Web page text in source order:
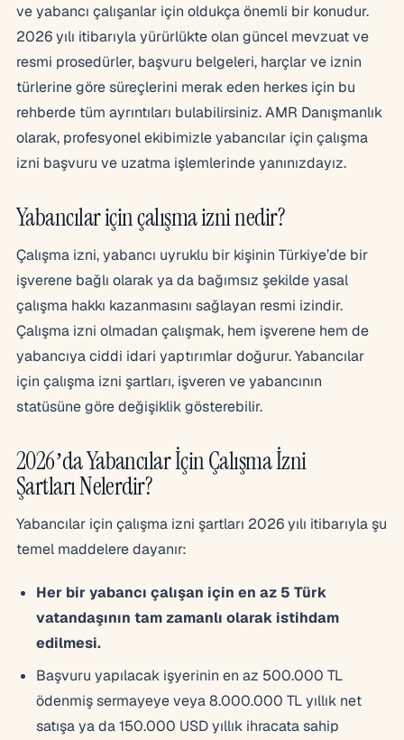
ve yabancı çalışanlar için oldukça önemli bir konudur.
2026 yılı itibarıyla yürürlükte olan güncel mevzuat ve
resmi prosedürler, başvuru belgeleri, harçlar ve iznin
türlerine göre süreçlerini merak eden herkes için bu
rehberde tüm ayrıntıları bulabilirsiniz. AMR Danışmanlık
olarak, profesyonel ekibimizle yabancılar için çalışma
izni başvuru ve uzatma işlemlerinde yanınızdayız.
Yabancılar için çalışma izni nedir?
Çalışma izni, yabancı uyruklu bir kişinin Türkiye’de bir
işverene bağlı olarak ya da bağımsız şekilde yasal
çalışma hakkı kazanmasını sağlayan resmi izindir.
Çalışma izni olmadan çalışmak, hem işverene hem de
yabancıya ciddi idari yaptırımlar doğurur. Yabancılar
için çalışma izni şartları, işveren ve yabancının
statüsüne göre değişiklik gösterebilir.
2026’da Yabancılar İçin Çalışma İzni
Şartları Nelerdir?
Yabancılar için çalışma izni şartları 2026 yılı itibarıyla şu
temel maddelere dayanır:
Her bir yabancı çalışan için en az 5 Türk
vatandaşının tam zamanlı olarak istihdam
edilmesi.
Başvuru yapılacak işyerinin en az 500.000 TL
ödenmiş sermayeye veya 8.000.000 TL yıllık net
satışa ya da 150.000 USD yıllık ihracata sahip